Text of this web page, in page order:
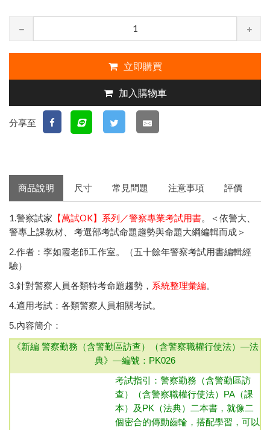
立即購買
加入購物車
分享至
商品說明 尺寸 常見問題 注意事項 評價
1.警察試家 【萬試OK】系列／警察專業考試用書。＜依警大、
警專上課教材、 考選部考試命題趨勢與命題大綱編輯而成＞
2.作者：李如霞老師工作室。（五十餘年警察考試用書編輯經
驗）
3.針對警察人員各類特考命題趨勢， 系統整理彙編。
4.適用考試：各類警察人員相關考試。
5.內容簡介：
《新編 警察勤務（含警勤區訪查）（含警察職權行使法）—法
典》—編號：PK026
考試指引： 警察勤務（含警勤區訪
查）
（含警察職權行使法）
PA（課
本）及PK（法典）二本書，就像二
個密合的傳動齒輪，搭配學習，可以